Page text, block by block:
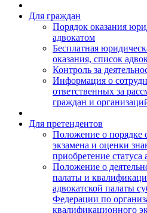
Для граждан
Порядок оказания
адвокатом
Бесплатная
оказания, список
Контроль за
Информация о
ответственных за
граждан и
Для претендентов
Положение о порядке
экзамена и оценки
приобретение статуса
Положение о
палаты и
адвокатской палаты
Федерации по
квалификационного